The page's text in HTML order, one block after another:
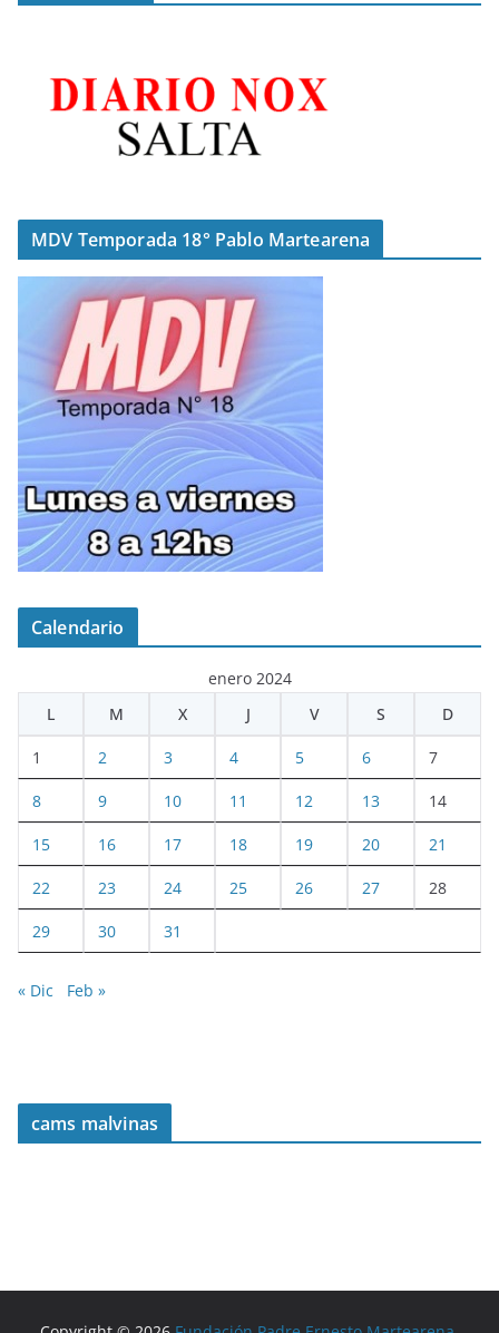
MDV Temporada 18° Pablo Martearena
Calendario
enero 2024
L
M X J V S D
1 2 3 4 5 6 7
8 9 10 11 12 13 14
15 16 17 18 19 20 21
22 23 24 25 26 27 28
29 30 31
« Dic Feb »
cams malvinas